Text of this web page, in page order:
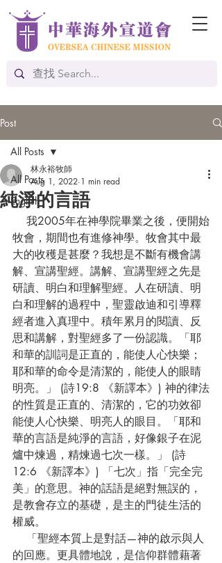
Post
All Posts
English
All Posts
純淨的言語
林永裕牧師
Aug 1, 2022 1 min read
牧會，期間也有進修神學。牧會其中最
大的收穫是甚麼？我想是不斷有機會講
解、宣講聖經。講解、宣講聖經之先是
研讀、明白和理解聖經。人在研讀、明
白和理解的過程中，聖靈啟迪和引導釋
經者進入真理中。積年累月的閱讀、反
思和講解，對聖經多了一份認識。「耶
和華的訓詞是正直的，能使人心快樂；
耶和華的命令是清潔的，能使人的眼睛
明亮。」 (詩19:8 《新譯本》) 神的律法
的性質是正直的、清潔的，它的功效卻
能使人心快樂、明亮人的眼目。「耶和
華的言語是純淨的言語，好像銀子在泥
爐中煉過，精煉過七次一樣。」 (詩
12:6 《新譯本》) 「七次」指「完全完
美」的意思。神的話語是絕對無誤的，
是教會存立的基礎，是主的門徒生活的
權威。
的回應。更具體地說，是信仰群體藉著